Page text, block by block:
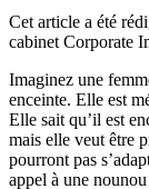
Cet article a été
cabinet Corporate
Imaginez une
enceinte. Elle est
Elle sait qu’il est
mais elle veut être
pourront pas
appel à une